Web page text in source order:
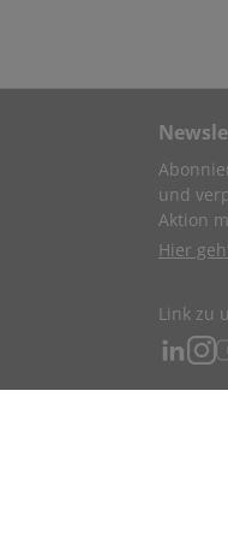
und
Aktion
Hier
Link zu